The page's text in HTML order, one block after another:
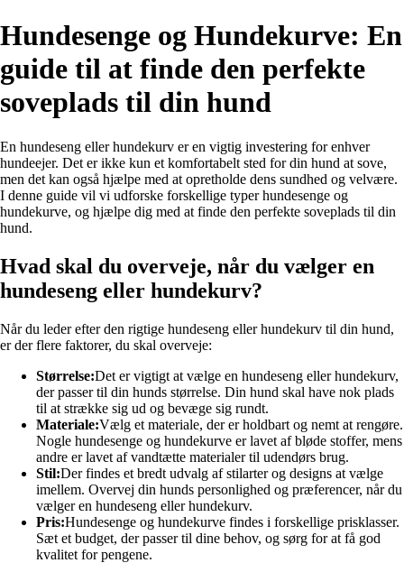
Hundesenge og Hundekurve: En
guide til at finde den perfekte
soveplads til din hund
En hundeseng eller hundekurv er en vigtig investering for enhver
hundeejer. Det er ikke kun et komfortabelt sted for din hund at sove,
men det kan også hjælpe med at opretholde dens sundhed og velvære.
I denne guide vil vi udforske forskellige typer hundesenge og
hundekurve, og hjælpe dig med at finde den perfekte soveplads til din
hund.
Hvad skal du overveje, når du vælger en
hundeseng eller hundekurv?
Når du leder efter den rigtige hundeseng eller hundekurv til din hund,
er der flere faktorer, du skal overveje:
Størrelse:Det er vigtigt at vælge en hundeseng eller hundekurv,
der passer til din hunds størrelse. Din hund skal have nok plads
til at strække sig ud og bevæge sig rundt.
Materiale:Vælg et materiale, der er holdbart og nemt at rengøre.
Nogle hundesenge og hundekurve er lavet af bløde stoffer, mens
andre er lavet af vandtætte materialer til udendørs brug.
Stil:Der findes et bredt udvalg af stilarter og designs at vælge
imellem. Overvej din hunds personlighed og præferencer, når du
vælger en hundeseng eller hundekurv.
Pris:Hundesenge og hundekurve findes i forskellige prisklasser.
Sæt et budget, der passer til dine behov, og sørg for at få god
kvalitet for pengene.